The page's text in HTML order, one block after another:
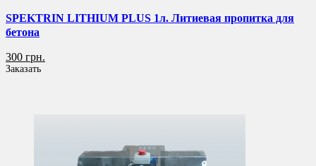
SPEKTRIN LITHIUM PLUS 1л. Литиевая пропитка для
бетона
300 грн.
Заказать